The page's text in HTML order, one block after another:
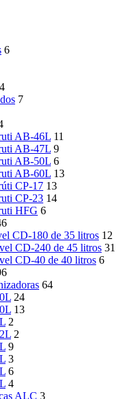
6
4
7
AB-46L 11
AB-47L 9
AB-50L 6
AB-60L 13
CP-17 13
CP-23 14
HFG 6
CD-180 de 35 litros 12
CD-240 de 45 litros 31
CD-40 de 40 litros 6
64
24
13
2
2
9
3
6
4
ALC 3